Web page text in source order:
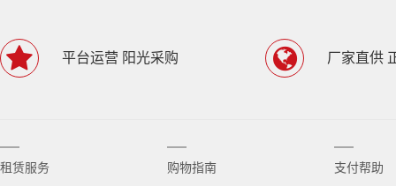
平台运营 阳光采购 厂家直供
租赁服务 购物指南 支付帮助